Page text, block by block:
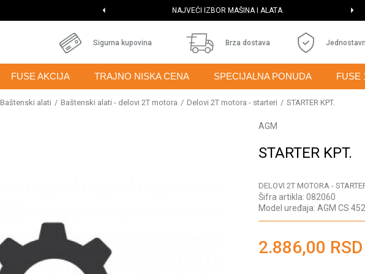
NAJVEĆI IZBOR MAŠINA I ALATA
Sigurna kupovina Brza dostava
FUSE AKCIJA TRAJNO NISKA CENA SPECIJALNA PONUDA FUSE
Baštenski alati Baštenski alati - delovi 2T motora Delovi 2T motora - starteri STARTER KPT.
AGM
STARTER KPT.
DELOVI 2T MOTORA -
Šifra artikla: 082060
Model uređaja: AGM CS
2.886,00 RSD